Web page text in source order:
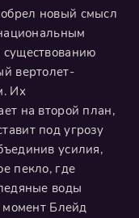
новый смысл
вертолет-
Их
на второй план,
под угрозу
усилия,
пекло, где
воды
момент Блейд